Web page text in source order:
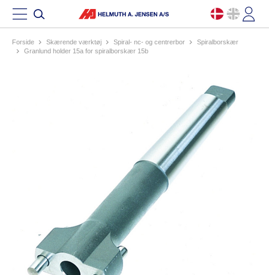
Forside skærende værktøj spiral- nc- og centrerbor
spiralborskær
granlund holder 15a for spiralborskær 15b